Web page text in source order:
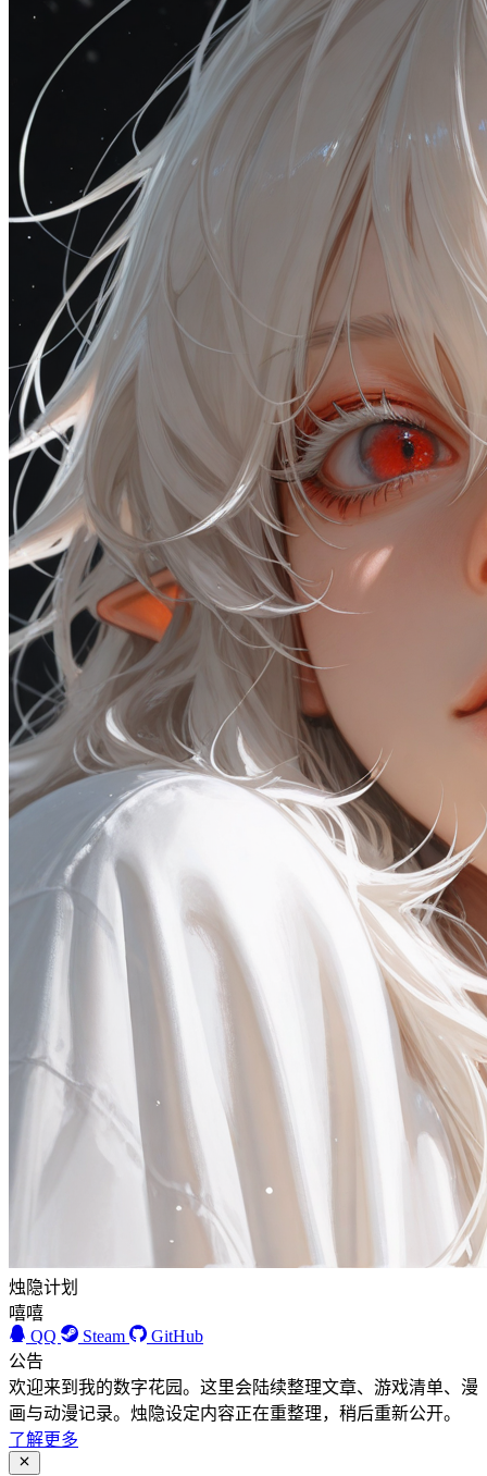
烛隐计划
嘻嘻
QQ
Steam
GitHub
公告
欢迎来到我的数字花园。这里会陆续整理文章、游戏清单、漫
画与动漫记录。烛隐设定内容正在重整理，稍后重新公开。
了解更多